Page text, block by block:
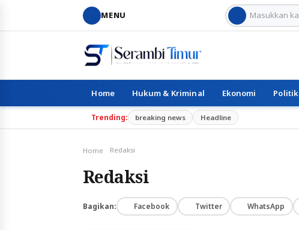
MENU
Home Hukum & Kriminal Ekonomi Politik
Trending: breaking news Headline
Home Redaksi
Redaksi
Bagikan: Facebook Twitter WhatsApp